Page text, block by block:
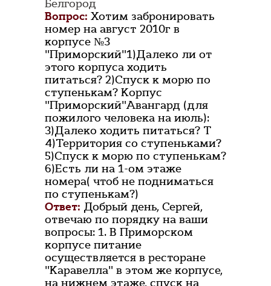
Белгород
Вопрос: Хотим забронировать
номер на август 2010г в
корпусе №3
"Приморский"1)Далеко ли от
этого корпуса ходить
питаться? 2)Спуск к морю по
ступенькам? Корпус
"Приморский"Авангард (для
пожилого человека на июль):
3)Далеко ходить питаться? Т
4)Территория со ступеньками?
5)Спуск к морю по ступенькам?
6)Есть ли на 1-ом этаже
номера( чтоб не подниматься
по ступенькам?)
Ответ: Добрый день, Сергей,
отвечаю по порядку на ваши
вопросы: 1. В Приморском
корпусе питание
осуществляется в ресторане
"Каравелла" в этом же корпусе,
на нижнем этаже, спуск на